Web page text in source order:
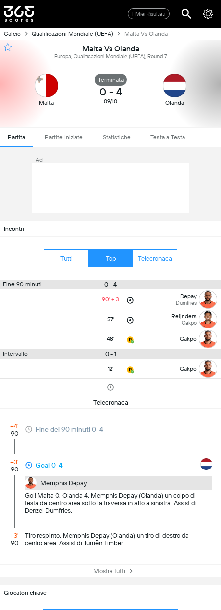
I Miei Risultati
Calcio Qualificazioni Mondiale (UEFA) Malta Vs Olanda
Malta Vs Olanda
Europa, Qualificazioni Mondiale (UEFA), Round 7
Malta
Terminata
0 - 4
09/10 Olanda
Partita Partite Iniziate Statistiche Testa a Testa
Ad
Incontri
Tutti Top Telecronaca
Fine 90 minuti 0 - 4
90' + 3 Depay
Dumfries
57' Reijnders
Gakpo
48' Gakpo
Intervallo 0 - 1
12' Gakpo
Telecronaca
+4'
90
Fine dei 90 minuti 0-4
+3'
90
Goal 0-4
Memphis Depay
Gol! Malta 0, Olanda 4. Memphis Depay (Olanda) un colpo di
testa da centro area sotto la traversa in alto a sinistra. Assist di
Denzel Dumfries.
+3'
90
Tiro respinto. Memphis Depay (Olanda) un tiro di destro da
centro area. Assist di Jurriën Timber.
Mostra tutti
Giocatori chiave